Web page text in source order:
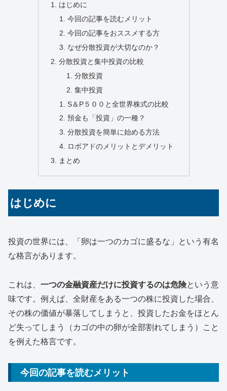
はじめに
今回の記事を読むメリット
今回の記事をおススメする方
なぜ分散投資が大切なのか？
分散投資と集中投資の比較
分散投資
集中投資
S＆P５００と全世界株式の比較
預金も「投資」の一種？
分散投資を簡単に始める方法
ロボアドのメリットとデメリット
まとめ
はじめに
投資の世界には、「卵は一つのカゴに盛るな」という有名
な格言があります。
これは、 一つの金融資産だけに投資するのは危険という意
味です。例えば、全財産をある一つの株に投資した場合、
その株の価値が暴落してしまうと、投資したお金をほとん
ど失ってしまう（カゴの中の卵が全部割れてしまう）こと
を例えた格言です。
今回の記事を読むメリット